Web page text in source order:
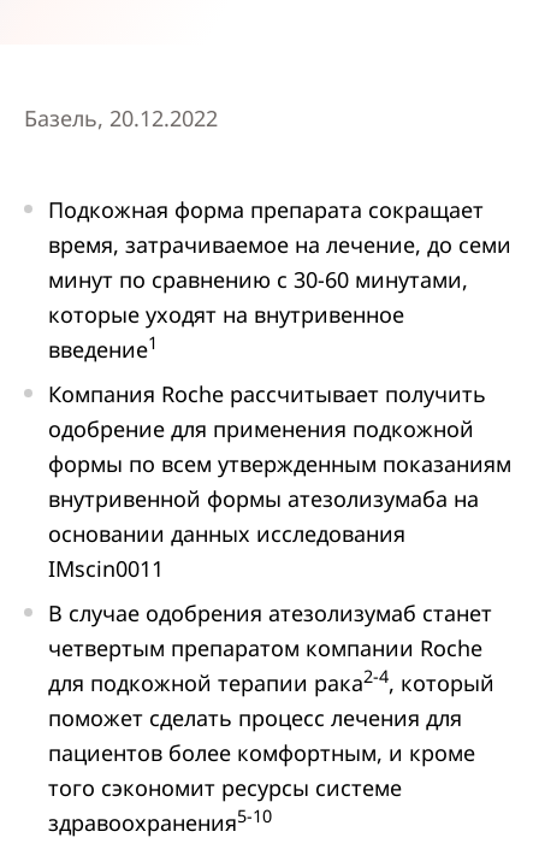
Базель, 20.12.2022
Подкожная форма препарата сокращает
время, затрачиваемое на лечение, до семи
минут по сравнению с 30-60 минутами,
которые уходят на внутривенное
введение1
Компания Roche рассчитывает получить
одобрение для применения подкожной
формы по всем утвержденным показаниям
внутривенной формы атезолизумаба на
основании данных исследования
IMscin0011
В случае одобрения атезолизумаб станет
четвертым препаратом компании Roche
для подкожной терапии рака2-4, который
поможет сделать процесс лечения для
пациентов более комфортным, и кроме
того сэкономит ресурсы системе
здравоохранения5-10